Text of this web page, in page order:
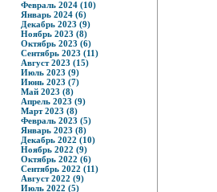
Февраль 2024 (10)
Январь 2024 (6)
Декабрь 2023 (9)
Ноябрь 2023 (8)
Октябрь 2023 (6)
Сентябрь 2023 (11)
Август 2023 (15)
Июль 2023 (9)
Июнь 2023 (7)
Май 2023 (8)
Апрель 2023 (9)
Март 2023 (8)
Февраль 2023 (5)
Январь 2023 (8)
Декабрь 2022 (10)
Ноябрь 2022 (9)
Октябрь 2022 (6)
Сентябрь 2022 (11)
Август 2022 (9)
Июль 2022 (5)